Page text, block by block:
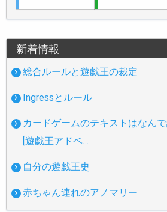
新着情報
総合ルールと遊戯王の裁定
Ingressとルール
カードゲームのテキストはなん
[遊戯王アドベ…
自分の遊戯王史
赤ちゃん連れのアノマリー